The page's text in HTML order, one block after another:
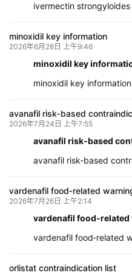
ivermectin
minoxidil key information
2026年6月28日 上午9:46
minoxidil key
minoxidil key information
avanafil risk‑based
2026年7月24日 上午7:55
avanafil risk‑based
avanafil risk‑based
vardenafil food‑related
2026年7月26日 上午2:14
vardenafil
vardenafil food‑related
orlistat contraindication list